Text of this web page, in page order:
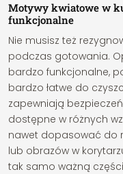
Motywy kwiatowe w
funkcjonalne
Nie musisz też
podczas gotowania.
bardzo funkcjonalne,
bardzo łatwe do
zapewniają
dostępne w różnych
nawet dopasować do
lub obrazów w
tak samo ważną